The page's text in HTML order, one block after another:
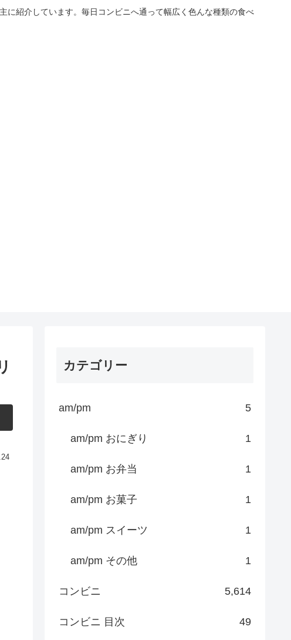
に紹介しています。毎日コンビニへ通って幅広く色んな種類の食べ
カテゴリー
am/pm 5
am/pm おにぎり 1
am/pm お弁当 1
am/pm お菓子 1
am/pm スイーツ 1
am/pm その他 1
コンビニ 5,614
コンビニ 目次 49